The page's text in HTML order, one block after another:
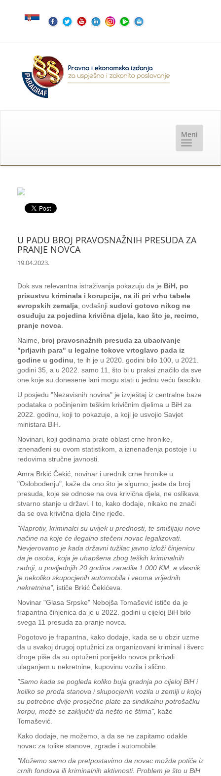
U PADU BROJ PRAVOSNAŽNIH PRESUDA ZA
PRANJE NOVCA
19.04.2023.
Dok sva relevantna istraživanja pokazuju da je BiH, po
prisustvu kriminala i korupcije, na ili pri vrhu tabele
evropskih zemalja , ovdašnji sudovi gotovo nikog ne
osuđuju za pojedina krivična djela, kao što je, recimo,
pranje novca
Naime, broj pravosnažnih presuda za ubacivanje
"prljavih para" u legalne tokove vrtoglavo pada iz
godine u godinu , te ih je u 2020. godini bilo 100, u 2021.
godini 35, a u 2022. samo 11, što bi u praksi značilo da sve
one koje su donesene lani mogu stati u jednu veću fasciklu.
U posjedu "Nezavisnih novina" je izvještaj iz centralne baze
podataka o počinjenim teškim krivičnim djelima u BiH za
2022. godinu, koji to pokazuje, a koji je usvojio Savjet
ministara BiH.
Novinari, koji godinama prate oblast crne hronike,
iznenađeni su ovom statistikom, a iznenađenja postoje i u
redovima stručne javnosti.
Amra Brkić Čekić, novinar i urednik crne hronike u
"Oslobođenju", kaže da ono što je sigurno, jeste da broj
presuda, koje se odnose na ova krivična djela, ne oslikava
stvarno stanje u državi. I to, kako dodaje, nikako ne znači
da se ova krivična djela čine rjeđe.
"Naprotiv, kriminalci su uvijek u prednosti, te smišljaju nove
načine na koje će ilegalno stečeni novac legalizovati.
Nevjerovatno je kada državni tužilac javno izloži činjenicu
da je osoba, koja je uhapšena zbog teških kriminalnih
radnji, u posljednjih 20 godina zaradila 1.000 KM, a vlasnik
je nekoliko skupocjenih automobila i veoma vrijednih
nekretnina", ističe Brkić Čekićeva.
Novinar "Glasa Srpske" Nebojša Tomašević ističe da je
frapantna činjenica da je u 2022. godini u cijeloj BiH bilo
svega 11 presuda za pranje novca.
Pogotovo je frapantna, kako dodaje, kada se u obzir uzme
da u svakoj drugoj optužnici za organizovani kriminal i šverc
droge piše da su optuženi porijeklo novca prikrivali
ulaganjem u nekretnine, kupovinu vozila i slično.
"Samo kada se pogleda koliko buja gradnja po cijeloj BiH i
koliko se proda stanova i skupocjenih vozila u zemlji u kojoj
su potrebne dvije prosječne plate za sindikalnu potrošačku
korpu, može se zaključiti da nešto ne štima", kaže
Tomašević.
Kako dodaje, ne možemo, a da se ne zapitamo odakle
novac za tolike stanove, zgrade i automobile.
"Možemo samo da pretpostavimo da novac možda potiče iz
crnih fondova ili kriminalnih aktivnosti. Problem je što u BiH